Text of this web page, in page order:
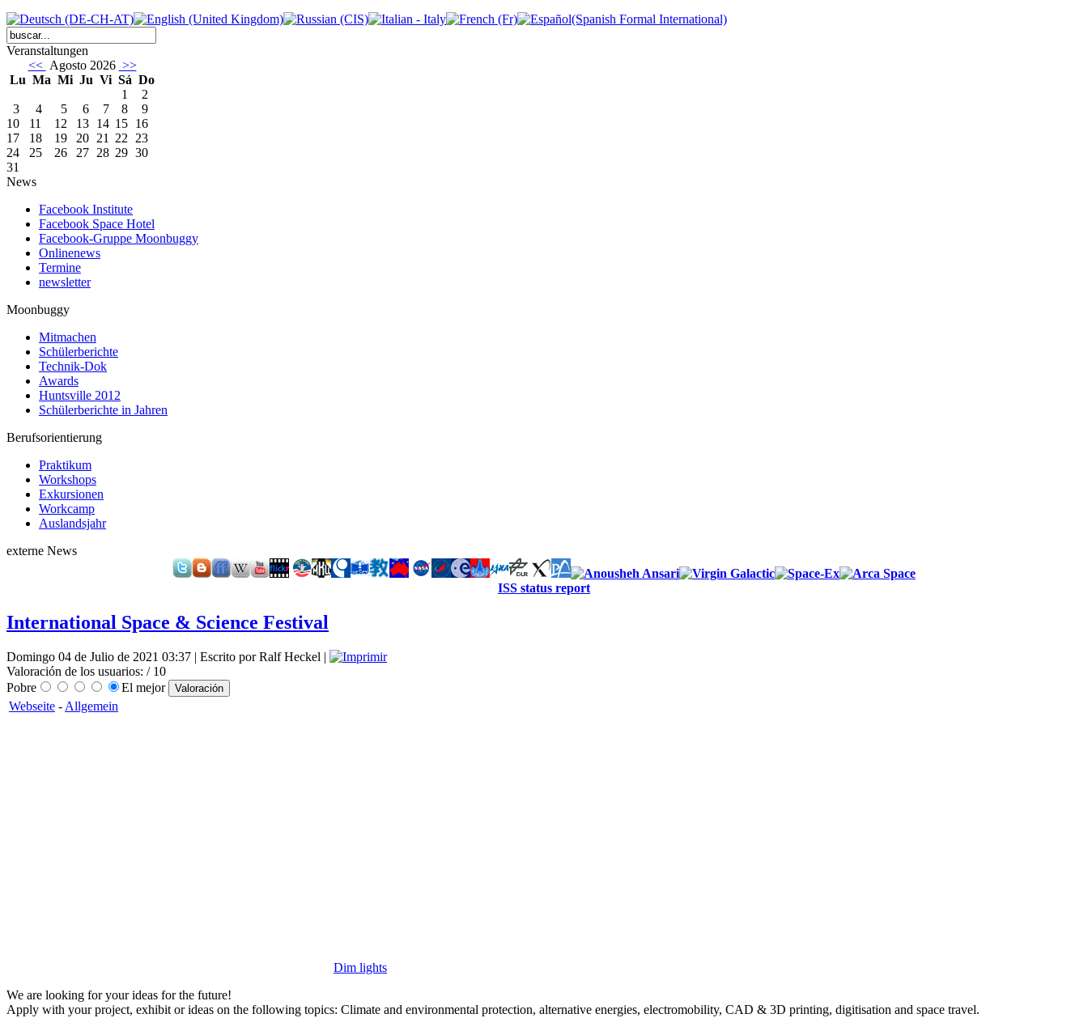
Veranstaltungen
<< Agosto 2026 >>
Lu Ma Mi Ju Vi Sá Do
1
2
3
4 5 6 7 8
9
10
11 12 13 14 15 16
17
18 19 20 21 22 23
24
25 26 27 28 29 30
31
News
Facebook Institute
Facebook Space Hotel
Facebook-Gruppe Moonbuggy
Onlinenews
Termine
newsletter
Moonbuggy
Mitmachen
Schülerberichte
Technik-Dok
Awards
Huntsville 2012
Schülerberichte in Jahren
Berufsorientierung
Praktikum
Workshops
Exkursionen
Workcamp
Auslandsjahr
externe News
ISS status report
International Space & Science Festival
Domingo 04 de Julio de 2021 03:37 | Escrito por Ralf Heckel |
Valoración de los usuarios: / 10
Pobre
El mejor
Webseite - Allgemein
Dim lights
We are looking for your ideas for the future!
Apply with your project, exhibit or ideas on the following topics: Climate and environmental protection, alternative energies, electromobility, CAD & 3D printing, digitisation and space travel.